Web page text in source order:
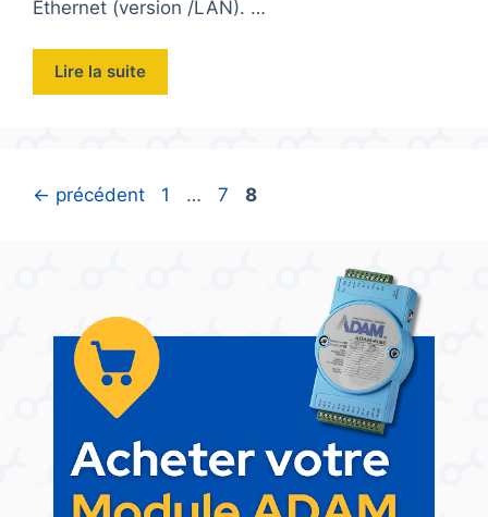
Ethernet (version /LAN). …
Lire la suite
← précédent Page
1 … Page
7 Page
8